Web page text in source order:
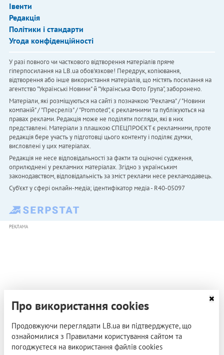
Івенти
Редакція
Політики і стандарти
Угода конфіденційності
У разі повного чи часткового відтворення матеріалів пряме
гіперпосилання на LB.ua обов'язкове! Передрук, копіювання,
відтворення або інше використання матеріалів, що містять посилання на
агентство "Українськi Новини" й "Українська Фото Група", заборонено.
Матеріали, які розміщуються на сайті з позначкою "Реклама" / "Новини
компаній" / "Пресреліз" / "Promoted", є рекламними та публікуються на
правах реклами. Редакція може не поділяти погляди, які в них
представлені. Матеріали з плашкою СПЕЦПРОЄКТ є рекламними, проте
редакція бере участь у підготовці цього контенту і поділяє думки,
висловлені у цих матеріалах.
Редакція не несе відповідальності за факти та оціночні судження,
оприлюднені у рекламних матеріалах. Згідно з українським
законодавством, відповідальність за зміст реклами несе рекламодавець.
Cуб'єкт у сфері онлайн-медіа; ідентифікатор медіа - R40-05097
РЕКЛАМА
Про використання cookies
Продовжуючи переглядати LB.ua ви підтверджуєте, що
ознайомилися з Правилами користування сайтом та
погоджуєтеся на використання файлів cookies